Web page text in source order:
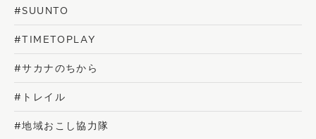
#SUUNTO
#TIMETOPLAY
#サカナのちから
#トレイル
#地域おこし協力隊